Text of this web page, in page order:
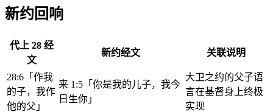
新约回响
代上 28 经
文
新约经文 关联说明
28:6「作我
的子，我作
他的父」
来 1:5「你是我的儿子，我今
日生你」
大卫之约的父子语
言在基督身上终极
实现